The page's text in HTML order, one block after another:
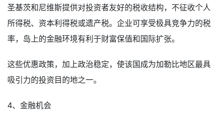
圣基茨和尼维斯提供对投资者友好的税收结构，不征收个人
所得税、资本利得税或遗产税。企业可享受极具竞争力的税
率，岛上的金融环境有利于财富保值和国际扩张。
这些优惠政策，加上政治稳定，使该国成为加勒比地区最具
吸引力的投资目的地之一。
4、金融机会